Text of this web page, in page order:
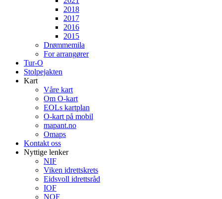
2018
2017
2016
2015
Drømmemila
For arrangører
Tur-O
Stolpejakten
Kart
Våre kart
Om O-kart
EOLs kartplan
O-kart på mobil
mapant.no
Omaps
Kontakt oss
Nyttige lenker
NIF
Viken idrettskrets
Eidsvoll idrettsråd
IOF
NOF